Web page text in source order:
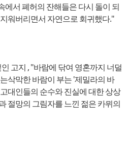
에서 폐허의 잔해들은 다시 돌이 되
워버리면서 자연으로 회귀했다."
고지 , "바람에 닦여 영혼까지 너덜
삭막한 바람이 부는 '제밀라의 바
대인들의 순수와 진실에 대한 상상
절망의 그림자를 느낀 젊은 카뮈의